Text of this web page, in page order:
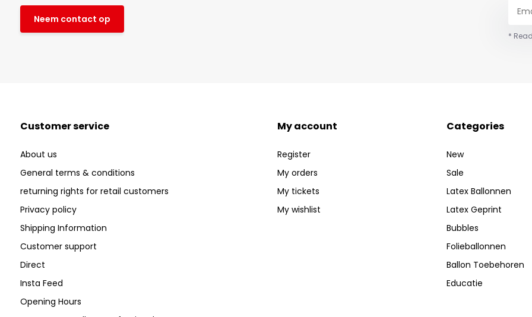
Neem contact op
*
Customer service
About us
General terms & conditions
returning rights for retail customers
Privacy policy
Shipping Information
Customer support
Direct
Insta Feed
Opening Hours
My account
Register
My orders
My tickets
My wishlist
Categories
New
Sale
Latex Ballonnen
Latex Geprint
Bubbles
Folieballonnen
Ballon Toebehoren
Educatie